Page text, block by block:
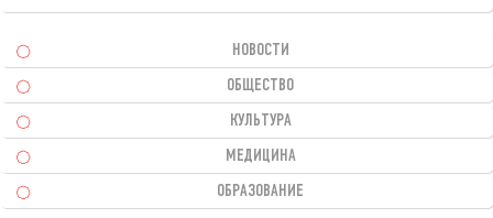
НОВОСТИ
ОБЩЕСТВО
КУЛЬТУРА
МЕДИЦИНА
ОБРАЗОВАНИЕ